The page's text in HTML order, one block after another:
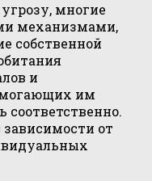
многие
механизмами,
собственной
и
им
соответственно.
от